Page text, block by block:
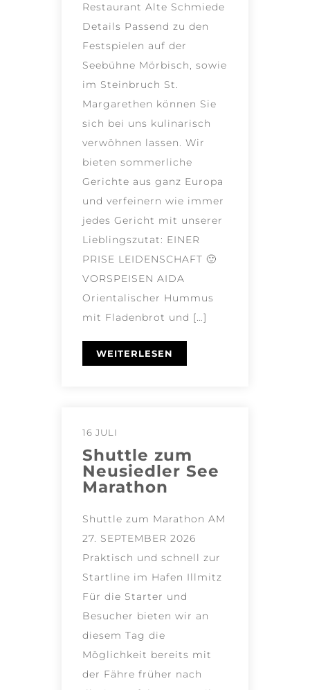
Restaurant Alte Schmiede
Details Passend zu den
Festspielen auf der
Seebühne Mörbisch, sowie
im Steinbruch St.
Margarethen können Sie
sich bei uns kulinarisch
verwöhnen lassen. Wir
bieten sommerliche
Gerichte aus ganz Europa
und verfeinern wie immer
jedes Gericht mit unserer
Lieblingszutat: EINER
PRISE LEIDENSCHAFT 🙂
VORSPEISEN AIDA
Orientalischer Hummus
mit Fladenbrot und […]
WEITERLESEN
16 JULI
Shuttle zum
Neusiedler See
Marathon
Shuttle zum Marathon AM
27. SEPTEMBER 2026
Praktisch und schnell zur
Startline im Hafen Illmitz
Für die Starter und
Besucher bieten wir an
diesem Tag die
Möglichkeit bereits mit
der Fähre früher nach